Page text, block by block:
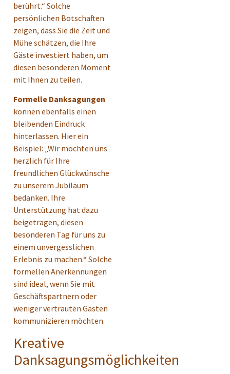
berührt.“ Solche
persönlichen Botschaften
zeigen, dass Sie die Zeit und
Mühe schätzen, die Ihre
Gäste investiert haben, um
diesen besonderen Moment
mit Ihnen zu teilen.
Formelle Danksagungen
können ebenfalls einen
bleibenden Eindruck
hinterlassen. Hier ein
Beispiel: „Wir möchten uns
herzlich für Ihre
freundlichen Glückwünsche
zu unserem Jubiläum
bedanken. Ihre
Unterstützung hat dazu
beigetragen, diesen
besonderen Tag für uns zu
einem unvergesslichen
Erlebnis zu machen.“ Solche
formellen Anerkennungen
sind ideal, wenn Sie mit
Geschäftspartnern oder
weniger vertrauten Gästen
kommunizieren möchten.
Kreative
Danksagungsmöglichkeiten